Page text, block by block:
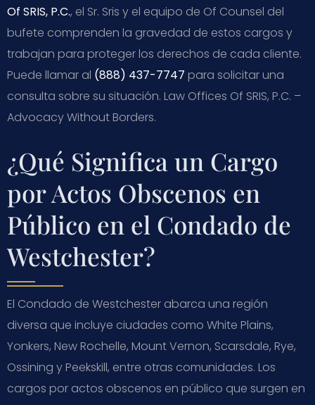
Of SRIS, P.C., el Sr. Sris y el equipo de Of Counsel del
bufete comprenden la gravedad de estos cargos y
trabajan para proteger los derechos de cada cliente.
Puede llamar al (888) 437-7747 para solicitar una
consulta sobre su situación. Law Offices Of SRIS, P.C. –
Advocacy Without Borders.
¿Qué Significa un Cargo
por Actos Obscenos en
Público en el Condado de
Westchester?
El Condado de Westchester abarca una región
diversa que incluye ciudades como White Plains,
Yonkers, New Rochelle, Mount Vernon, Scarsdale, Rye,
Ossining y Peekskill, entre otras comunidades. Los
cargos por actos obscenos en público que surgen en